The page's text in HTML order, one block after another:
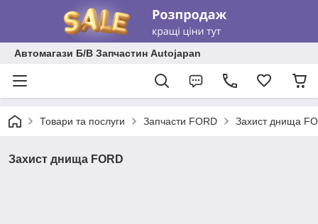
Автомагази Б/В Запчастин Autojapan
Товари та послуги Запчасти FORD Захист днища
Захист днища FORD